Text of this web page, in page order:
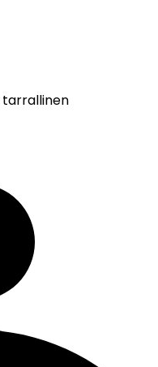
tarrallinen